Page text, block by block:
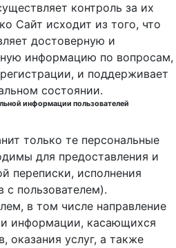
контроль за их
Сайт исходит из того, что
достоверную и
информацию по вопросам,
и поддерживает
состоянии.
информации пользователей
только те персональные
для предоставления и
переписки, исполнения
с пользователем).
в том числе направление
информации, касающихся
оказания услуг, а также